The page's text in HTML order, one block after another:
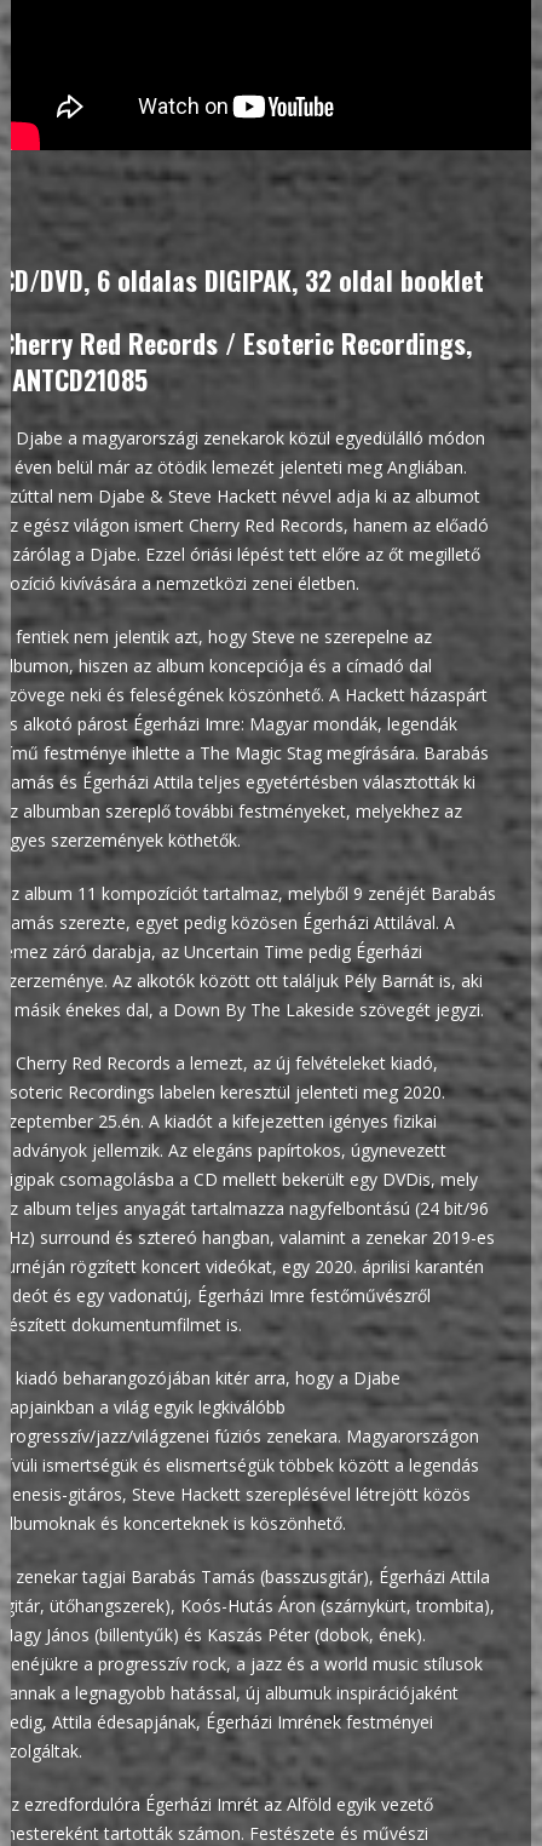
CD/DVD, 6 oldalas DIGIPAK, 32 oldal booklet
Cherry Red Records / Esoteric Recordings,
EANTCD21085
A Djabe a magyarországi zenekarok közül egyedülálló módon
4 éven belül már az ötödik lemezét jelenteti meg Angliában.
Ezúttal nem Djabe & Steve Hackett névvel adja ki az albumot
az egész világon ismert Cherry Red Records, hanem az előadó
kizárólag a Djabe. Ezzel óriási lépést tett előre az őt megillető
pozíció kivívására a nemzetközi zenei életben.
A fentiek nem jelentik azt, hogy Steve ne szerepelne az
albumon, hiszen az album koncepciója és a címadó dal
szövege neki és feleségének köszönhető. A Hackett házaspárt
és alkotó párost Égerházi Imre: Magyar mondák, legendák
című festménye ihlette a The Magic Stag megírására. Barabás
Tamás és Égerházi Attila teljes egyetértésben választották ki
az albumban szereplő további festményeket, melyekhez az
egyes szerzemények köthetők.
Az album 11 kompozíciót tartalmaz, melyből 9 zenéjét Barabás
Tamás szerezte, egyet pedig közösen Égerházi Attilával. A
lemez záró darabja, az Uncertain Time pedig Égerházi
szerzeménye. Az alkotók között ott találjuk Pély Barnát is, aki
a másik énekes dal, a Down By The Lakeside szövegét jegyzi.
A Cherry Red Records a lemezt, az új felvételeket kiadó,
Esoteric Recordings labelen keresztül jelenteti meg 2020.
szeptember 25.én. A kiadót a kifejezetten igényes fizikai
kiadványok jellemzik. Az elegáns papírtokos, úgynevezett
digipak csomagolásba a CD mellett bekerült egy DVDis, mely
az album teljes anyagát tartalmazza nagyfelbontású (24 bit/96
kHz) surround és sztereó hangban, valamint a zenekar 2019-es
turnéján rögzített koncert videókat, egy 2020. áprilisi karantén
videót és egy vadonatúj, Égerházi Imre festőművészről
készített dokumentumfilmet is.
A kiadó beharangozójában kitér arra, hogy a Djabe
napjainkban a világ egyik legkiválóbb
progresszív/jazz/világzenei fúziós zenekara. Magyarországon
kívüli ismertségük és elismertségük többek között a legendás
Genesis-gitáros, Steve Hackett szereplésével létrejött közös
albumoknak és koncerteknek is köszönhető.
A zenekar tagjai Barabás Tamás (basszusgitár), Égerházi Attila
(gitár, ütőhangszerek), Koós-Hutás Áron (szárnykürt, trombita),
Nagy János (billentyűk) és Kaszás Péter (dobok, ének).
Zenéjükre a progresszív rock, a jazz és a world music stílusok
vannak a legnagyobb hatással, új albumuk inspirációjaként
pedig, Attila édesapjának, Égerházi Imrének festményei
szolgáltak.
Az ezredfordulóra Égerházi Imrét az Alföld egyik vezető
mestereként tartották számon. Festészete és művészi